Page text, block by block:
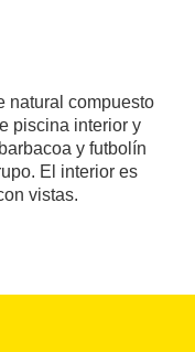
natural compuesto
piscina interior y
y futbolín
El interior es
vistas.